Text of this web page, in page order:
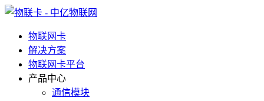
物联网卡
解决方案
物联网卡平台
产品中心
通信模块